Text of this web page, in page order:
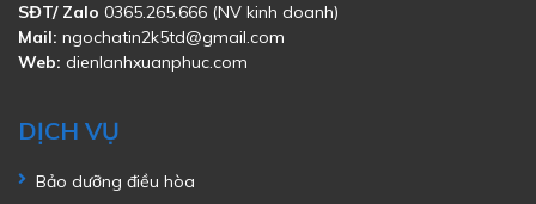
SĐT/ Zalo 0365.265.666 (NV kinh doanh)
Mail: ngochatin2k5td@gmail.com
Web: dienlanhxuanphuc.com
DỊCH VỤ
Bảo dưỡng điều hòa